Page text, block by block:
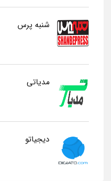
شنبه پرس
مدیاتی
دیجیاتو